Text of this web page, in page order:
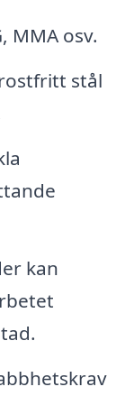
MMA osv.
stål
kan